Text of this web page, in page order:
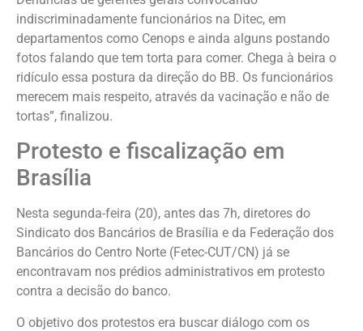
indiscriminadamente funcionários na Ditec, em
departamentos como Cenops e ainda alguns postando
fotos falando que tem torta para comer. Chega à beira o
ridículo essa postura da direção do BB. Os funcionários
merecem mais respeito, através da vacinação e não de
tortas”, finalizou.
Protesto e fiscalização em
Brasília
Nesta segunda-feira (20), antes das 7h, diretores do
Sindicato dos Bancários de Brasília e da Federação dos
Bancários do Centro Norte (Fetec-CUT/CN) já se
encontravam nos prédios administrativos em protesto
contra a decisão do banco.
O objetivo dos protestos era buscar diálogo com os